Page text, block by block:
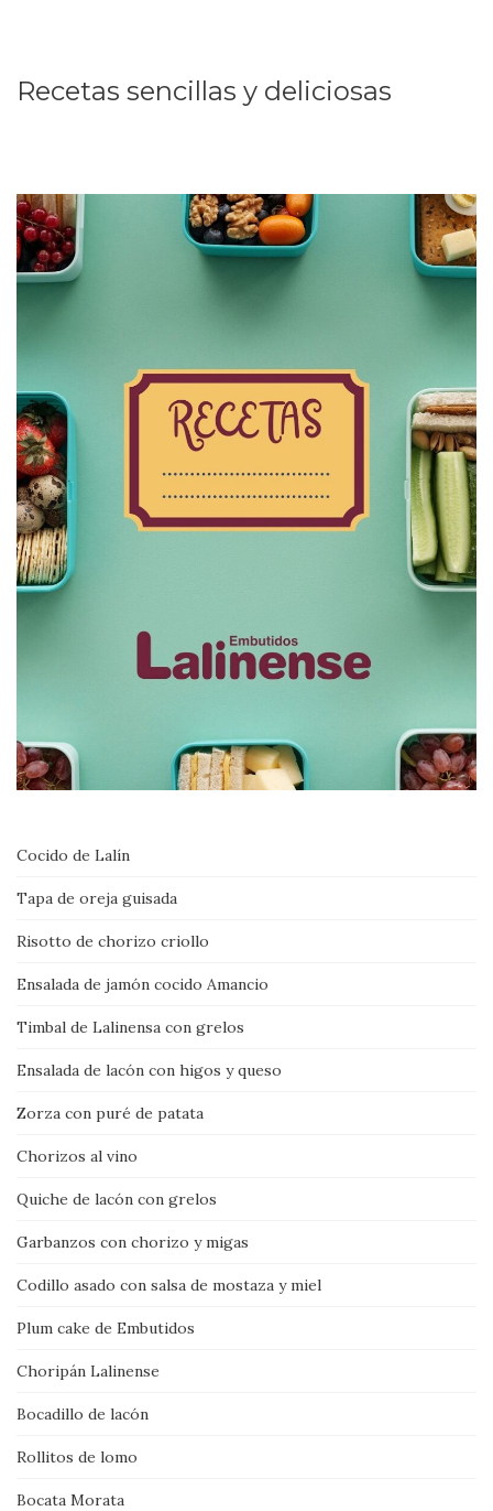
Recetas sencillas y deliciosas
Cocido de Lalín
Tapa de oreja guisada
Risotto de chorizo criollo
Ensalada de jamón cocido Amancio
Timbal de Lalinensa con grelos
Ensalada de lacón con higos y queso
Zorza con puré de patata
Chorizos al vino
Quiche de lacón con grelos
Garbanzos con chorizo y migas
Codillo asado con salsa de mostaza y miel
Plum cake de Embutidos
Choripán Lalinense
Bocadillo de lacón
Rollitos de lomo
Bocata Morata